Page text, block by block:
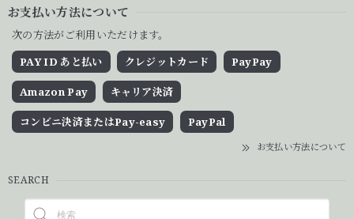
お支払い方法について
次の方法がご利用いただけます。
PAY ID あと払い
クレジットカード PayPay
Amazon Pay キャリア決済
コンビニ決済またはPay-easy PayPal
お支払い方法について
SEARCH